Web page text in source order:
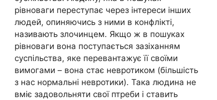
рівноваги переступає через інтереси інших
людей, опиняючись з ними в конфлікті,
називають злочинцем. Якщо ж в пошуках
рівноваги вона поступається зазіханням
суспільства, яке перевантажує її своїми
вимогами – вона стає невротиком (більшість
з нас нормальні невротики). Така людина не
вміє задовольняти свої птреби і ставить